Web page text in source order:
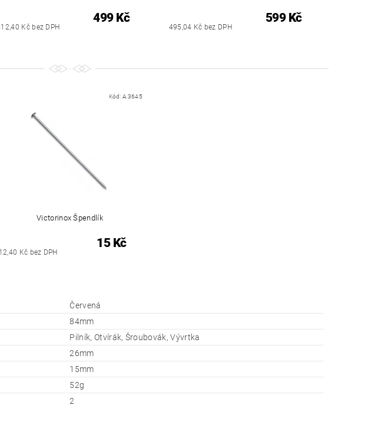
Kč bez DPH
499 Kč
495,04 Kč bez DPH
599 Kč
Kód:A.3645
Victorinox Špendlík
12,40 Kč bez DPH
15 Kč
Červená
84mm
Pilník, Otvírák, Šroubovák, Vývrtka
26mm
15mm
52g
2